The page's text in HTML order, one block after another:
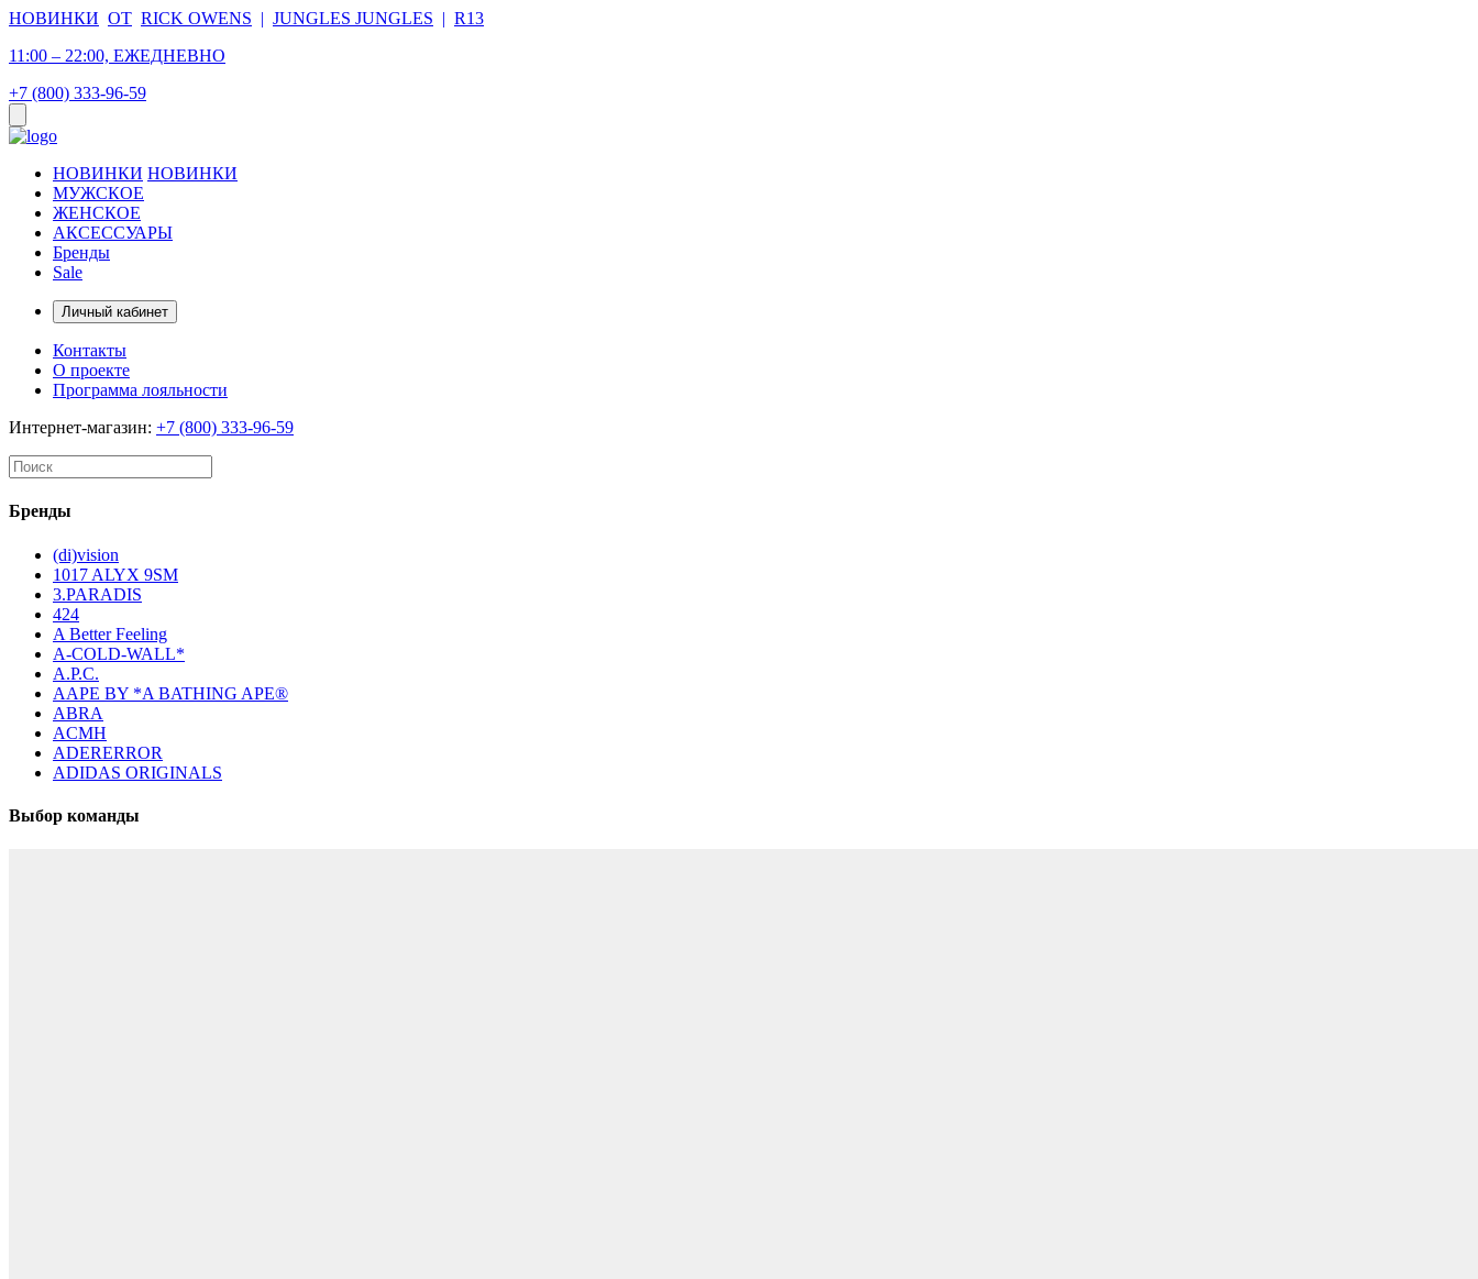
НОВИНКИ ОТ RICK OWENS | JUNGLES JUNGLES | R13
11:00 – 22:00, ЕЖЕДНЕВНО
+7 (800) 333-96-59
НОВИНКИ НОВИНКИ
МУЖСКОЕ
ЖЕНСКОЕ
АКСЕССУАРЫ
Бренды
Sale
Личный кабинет
Контакты
О проекте
Программа лояльности
Интернет-магазин: +7 (800) 333-96-59
Бренды
(di)vision
1017 ALYX 9SM
3.PARADIS
424
A Better Feeling
A-COLD-WALL*
A.P.C.
AAPE BY *A BATHING APE®
ABRA
ACMH
ADERERROR
ADIDAS ORIGINALS
Выбор команды